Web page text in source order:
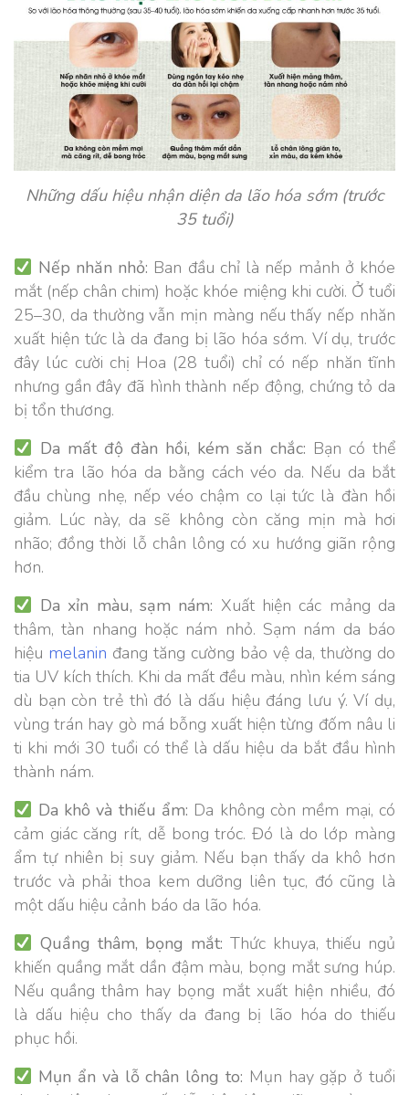
Những dấu hiệu nhận diện da lão hóa sớm (trước
35 tuổi)
Nếp nhăn nhỏ: Ban đầu chỉ là nếp mảnh ở khóe
mắt (nếp chân chim) hoặc khóe miệng khi cười. Ở tuổi
25–30, da thường vẫn mịn màng nếu thấy nếp nhăn
xuất hiện tức là da đang bị lão hóa sớm. Ví dụ, trước
đây lúc cười chị Hoa (28 tuổi) chỉ có nếp nhăn tĩnh
nhưng gần đây đã hình thành nếp động, chứng tỏ da
bị tổn thương.
Da mất độ đàn hồi, kém săn chắc: Bạn có thể
kiểm tra lão hóa da bằng cách véo da. Nếu da bắt
đầu chùng nhẹ, nếp véo chậm co lại tức là đàn hồi
giảm. Lúc này, da sẽ không còn căng mịn mà hơi
nhão; đồng thời lỗ chân lông có xu hướng giãn rộng
hơn.
Da xỉn màu, sạm nám: Xuất hiện các mảng da
thâm, tàn nhang hoặc nám nhỏ. Sạm nám da báo
hiệu melanin đang tăng cường bảo vệ da, thường do
tia UV kích thích. Khi da mất đều màu, nhìn kém sáng
dù bạn còn trẻ thì đó là dấu hiệu đáng lưu ý. Ví dụ,
vùng trán hay gò má bỗng xuất hiện từng đốm nâu li
ti khi mới 30 tuổi có thể là dấu hiệu da bắt đầu hình
thành nám.
Da khô và thiếu ẩm: Da không còn mềm mại, có
cảm giác căng rít, dễ bong tróc. Đó là do lớp màng
ẩm tự nhiên bị suy giảm. Nếu bạn thấy da khô hơn
trước và phải thoa kem dưỡng liên tục, đó cũng là
một dấu hiệu cảnh báo da lão hóa.
Quầng thâm, bọng mắt: Thức khuya, thiếu ngủ
khiến quầng mắt dần đậm màu, bọng mắt sưng húp.
Nếu quầng thâm hay bọng mắt xuất hiện nhiều, đó
là dấu hiệu cho thấy da đang bị lão hóa do thiếu
phục hồi.
Mụn ẩn và lỗ chân lông to: Mụn hay gặp ở tuổi